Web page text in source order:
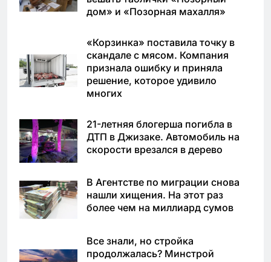
дом» и «Позорная махалля»
«Корзинка» поставила точку в
скандале с мясом. Компания
признала ошибку и приняла
решение, которое удивило
многих
21-летняя блогерша погибла в
ДТП в Джизаке. Автомобиль на
скорости врезался в дерево
В Агентстве по миграции снова
нашли хищения. На этот раз
более чем на миллиард сумов
Все знали, но стройка
продолжалась? Минстрой